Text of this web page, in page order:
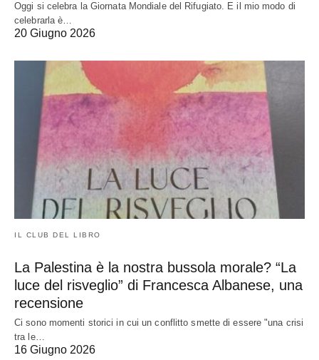
Oggi si celebra la Giornata Mondiale del Rifugiato. E il mio modo di
celebrarla è…
20 Giugno 2026
IL CLUB DEL LIBRO
La Palestina è la nostra bussola morale? “La
luce del risveglio” di Francesca Albanese, una
recensione
Ci sono momenti storici in cui un conflitto smette di essere "una crisi
tra le…
16 Giugno 2026